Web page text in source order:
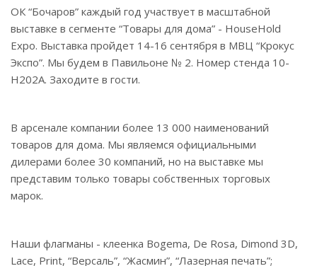
ОК “Бочаров” каждый год участвует в масштабной
выставке в сегменте “Товары для дома” - HouseHold
Expo. Выставка пройдет 14-16 сентября в МВЦ “Крокус
Экспо”. Мы будем в Павильоне № 2. Номер стенда 10-
Н202А. Заходите в гости.
В арсенале компании более 13 000 наименований
товаров для дома. Мы являемся официальными
дилерами более 30 компаний, но на выставке мы
представим только товары собственных торговых
марок.
Наши флагманы - клеенка Bogema, De Rosa, Dimond 3D,
Lace, Print, “Версаль”, “Жасмин”, “Лазерная печать”;